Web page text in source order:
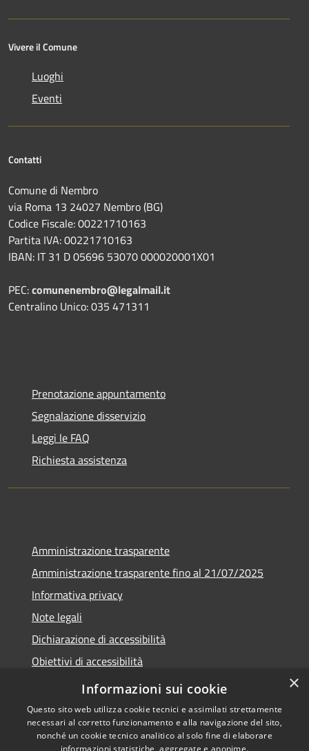
Vivere il Comune
Luoghi
Eventi
Contatti
Comune di Nembro
via Roma 13 24027 Nembro (BG)
Codice Fiscale: 00221710163
Partita IVA: 00221710163
IBAN: IT 31 D 05696 53070 000020001X01
PEC:comunenembro@legalmail.it
Centralino Unico: 035 471311
Prenotazione appuntamento
Segnalazione disservizio
Leggi le FAQ
Richiesta assistenza
Amministrazione trasparente
Amministrazione trasparente fino al 21/07/2025
Informativa privacy
Note legali
Dichiarazione di accessibilità
Obiettivi di accessibilità
Piano di miglioramento
×
Informazioni sui cookie
Questo sito web utilizza cookie tecnici e assimilati strettamente
necessari al corretto funzionamento e alla navigazione del sito,
nonché un cookie tecnico analitico al solo fine di elaborare
informazioni statistiche, aggregate e anonime.